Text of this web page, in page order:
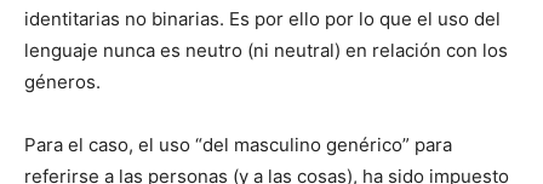
identitarias no binarias. Es por ello por lo que el uso del
lenguaje nunca es neutro (ni neutral) en relación con los
géneros.
Para el caso, el uso “del masculino genérico” para
referirse a las personas (y a las cosas), ha sido impuesto